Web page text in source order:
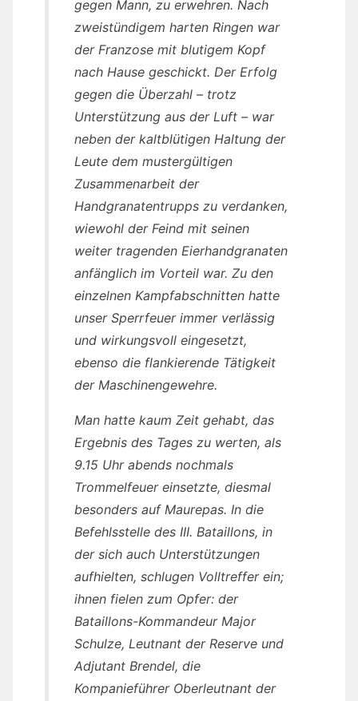
gegen Mann, zu erwehren. Nach
zweistündigem harten Ringen war
der Franzose mit blutigem Kopf
nach Hause geschickt. Der Erfolg
gegen die Überzahl – trotz
Unterstützung aus der Luft – war
neben der kaltblütigen Haltung der
Leute dem mustergültigen
Zusammenarbeit der
Handgranatentrupps zu verdanken,
wiewohl der Feind mit seinen
weiter tragenden Eierhandgranaten
anfänglich im Vorteil war. Zu den
einzelnen Kampfabschnitten hatte
unser Sperrfeuer immer verlässig
und wirkungsvoll eingesetzt,
ebenso die flankierende Tätigkeit
der Maschinengewehre.
Man hatte kaum Zeit gehabt, das
Ergebnis des Tages zu werten, als
9.15 Uhr abends nochmals
Trommelfeuer einsetzte, diesmal
besonders auf Maurepas. In die
Befehlsstelle des III. Bataillons, in
der sich auch Unterstützungen
aufhielten, schlugen Volltreffer ein;
ihnen fielen zum Opfer: der
Bataillons-Kommandeur Major
Schulze, Leutnant der Reserve und
Adjutant Brendel, die
Kompanieführer Oberleutnant der